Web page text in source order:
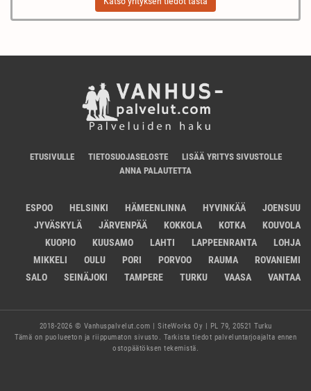
ETUSIVULLE TIETOSUOJASELOSTE
LISÄÄ YRITYS SIVUSTOLLE
ANNA PALAUTETTA
ESPOO HELSINKI HÄMEENLINNA HYVINKÄÄ
JOENSUU
JYVÄSKYLÄ
JÄRVENPÄÄ KOKKOLA KOTKA
KOUVOLA
KUOPIO
KUUSAMO LAHTI LAPPEENRANTA
LOHJA
MIKKELI
OULU PORI PORVOO RAUMA
ROVANIEMI
SALO
SEINÄJOKI TAMPERE TURKU VAASA VANTAA
2018-2026 © Vanhuspalvelut.com | SiteWorks Oy | PL 79, 20521 Turku
Tämä on puolueeton ja riippumaton sivusto. Tarkista tiedot palveluntarjoajalta ennen
ostopäätöksen tekemistä.